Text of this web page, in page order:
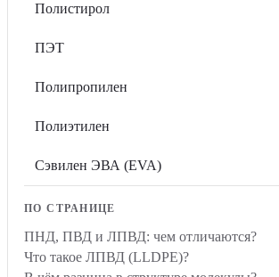
Полистирол
ПЭТ
Полипропилен
Полиэтилен
Сэвилен ЭВА (EVA)
ПО СТРАНИЦЕ
ПНД, ПВД и ЛПВД: чем отличаются?
Что такое ЛПВД (LLDPE)?